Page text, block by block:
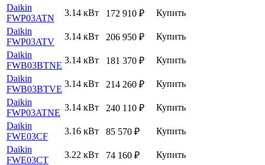
Daikin
FWP03ATN
3.14 кВт 172 910 ₽
Купить
Daikin
FWP03ATV
3.14 кВт 206 950 ₽
Купить
Daikin
FWB03BTNE
3.14 кВт 181 370 ₽
Купить
Daikin
FWB03BTVE
3.14 кВт 214 260 ₽
Купить
Daikin
FWP03ATNE
3.14 кВт 240 110 ₽
Купить
Daikin
FWE03CF
3.16 кВт 85 570 ₽
Купить
Daikin
FWE03CT
3.22 кВт 74 160 ₽ Купить